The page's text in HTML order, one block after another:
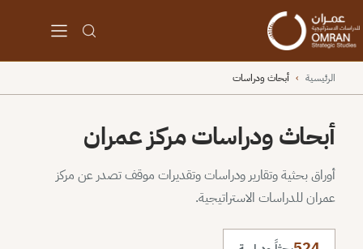
الرئيسية › أبحاث ودراسات
أبحاث ودراسات مركز عمران
أوراق بحثية وتقارير ودراسات وتقديرات موقف تصدر عن مركز
عمران للدراسات الاستراتيجية.